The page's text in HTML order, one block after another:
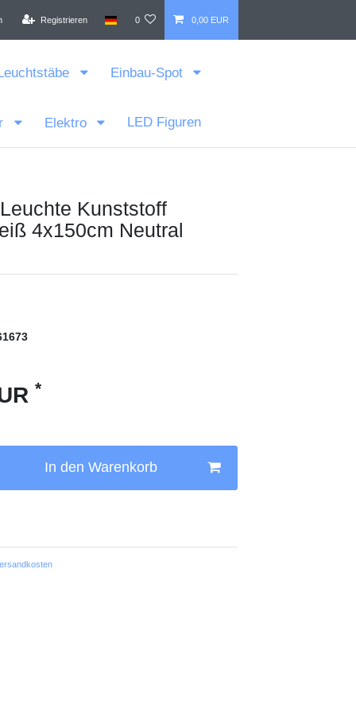
Registrieren 0 0,00 EUR
Leuchtstäbe Einbau-Spot
Elektro LED Figuren
Kunststoff
4x150cm Neutral
*
In den Warenkorb